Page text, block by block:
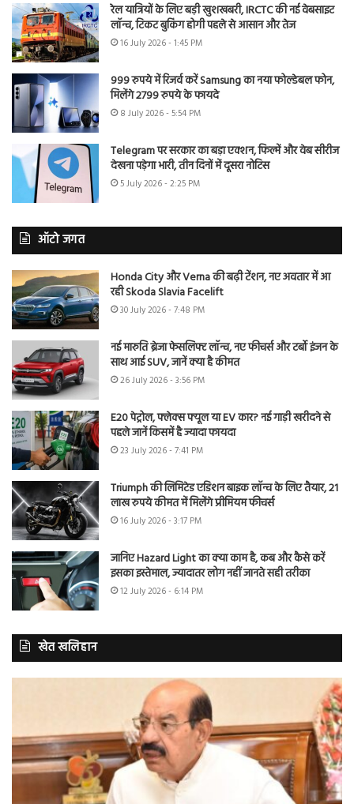
रेल यात्रियों के लिए बड़ी खुशखबरी, IRCTC की नई वेबसाइट
लॉन्च, टिकट बुकिंग होगी पहले से आसान और तेज
16 July 2026 - 1:45 PM
999 रुपये में रिजर्व करें Samsung का नया फोल्डेबल फोन,
मिलेंगे 2799 रुपये के फायदे
8 July 2026 - 5:54 PM
Telegram पर सरकार का बड़ा एक्शन, फिल्में और वेब सीरीज
देखना पड़ेगा भारी, तीन दिनों में दूसरा नोटिस
5 July 2026 - 2:25 PM
ऑटो जगत
Honda City और Verna की बढ़ी टेंशन, नए अवतार में आ
रही Skoda Slavia Facelift
30 July 2026 - 7:48 PM
नई मारुति ब्रेजा फेसलिफ्ट लॉन्च, नए फीचर्स और टर्बो इंजन के
साथ आई SUV, जानें क्या है कीमत
26 July 2026 - 3:56 PM
E20 पेट्रोल, फ्लेक्स फ्यूल या EV कार? नई गाड़ी खरीदने से
पहले जानें किसमें है ज्यादा फायदा
23 July 2026 - 7:41 PM
Triumph की लिमिटेड एडिशन बाइक लॉन्च के लिए तैयार, 21
लाख रुपये कीमत में मिलेंगे प्रीमियम फीचर्स
16 July 2026 - 3:17 PM
जानिए Hazard Light का क्या काम है, कब और कैसे करें
इसका इस्तेमाल, ज्यादातर लोग नहीं जानते सही तरीका
12 July 2026 - 6:14 PM
खेत खलिहान